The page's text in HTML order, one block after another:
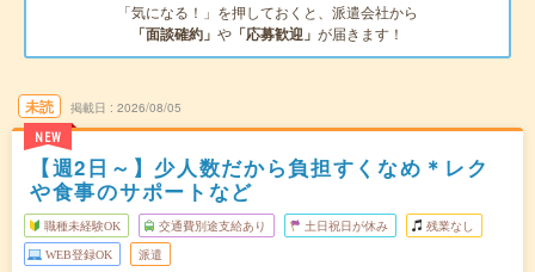
「気になる！」を押しておくと、派遣会社から
「面談確約」 や 「応募歓迎」 が届きます！
未読
NEW
掲載日 2026/08/05
【週2日～】少人数だから負担すくなめ＊レク
や食事のサポートなど
職種未経験OK 交通費別途支給あり 土日祝日が休み 残業なし
WEB登録OK 派遣